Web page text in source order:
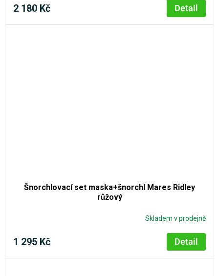
2 180 Kč Detail
Šnorchlovací set maska+šnorchl Mares Ridley
růžový
Skladem v prodejně
1 295 Kč Detail